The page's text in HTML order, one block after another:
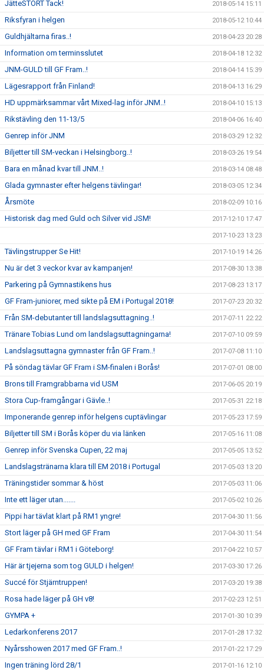
JätteSTORT Tack! 2018-05-14 15:11
Riksfyran i helgen 2018-05-12 10:44
Guldhjältarna firas..! 2018-04-23 20:28
Information om terminsslutet 2018-04-18 12:32
JNM-GULD till GF Fram..! 2018-04-14 15:39
Lägesrapport från Finland! 2018-04-13 16:29
HD uppmärksammar vårt Mixed-lag inför JNM..! 2018-04-10 15:13
Rikstävling den 11-13/5 2018-04-06 16:40
Genrep inför JNM 2018-03-29 12:32
Biljetter till SM-veckan i Helsingborg..! 2018-03-26 19:54
Bara en månad kvar till JNM..! 2018-03-14 08:48
Glada gymnaster efter helgens tävlingar! 2018-03-05 12:34
Årsmöte 2018-02-09 10:16
Historisk dag med Guld och Silver vid JSM! 2017-12-10 17:47
2017-10-23 13:23
Tävlingstrupper Se Hit! 2017-10-19 14:26
Nu är det 3 veckor kvar av kampanjen! 2017-08-30 13:38
Parkering på Gymnastikens hus 2017-08-23 13:17
GF Fram-juniorer, med sikte på EM i Portugal 2018! 2017-07-23 20:32
Från SM-debutanter till landslagsuttagning..! 2017-07-11 22:22
Tränare Tobias Lund om landslagsuttagningarna! 2017-07-10 09:59
Landslagsuttagna gymnaster från GF Fram..! 2017-07-08 11:10
På söndag tävlar GF Fram i SM-finalen i Borås! 2017-07-01 08:00
Brons till Framgrabbarna vid USM 2017-06-05 20:19
Stora Cup-framgångar i Gävle..! 2017-05-31 22:18
Imponerande genrep inför helgens cuptävlingar 2017-05-23 17:59
Biljetter till SM i Borås köper du via länken 2017-05-16 11:08
Genrep inför Svenska Cupen, 22 maj 2017-05-05 13:52
Landslagstränarna klara till EM 2018 i Portugal 2017-05-03 13:20
Träningstider sommar & höst 2017-05-03 11:06
Inte ett läger utan....... 2017-05-02 10:26
Pippi har tävlat klart på RM1 yngre! 2017-04-30 11:56
Stort läger på GH med GF Fram 2017-04-30 11:54
GF Fram tävlar i RM1 i Göteborg! 2017-04-22 10:57
Här är tjejerna som tog GULD i helgen! 2017-03-30 17:26
Succé för Stjärntruppen! 2017-03-20 19:38
Rosa hade läger på GH v8! 2017-02-23 12:51
GYMPA + 2017-01-30 10:39
Ledarkonferens 2017 2017-01-28 17:32
Nyårsshowen 2017 med GF Fram..! 2017-01-22 17:29
Ingen träning lörd 28/1 2017-01-16 12:10